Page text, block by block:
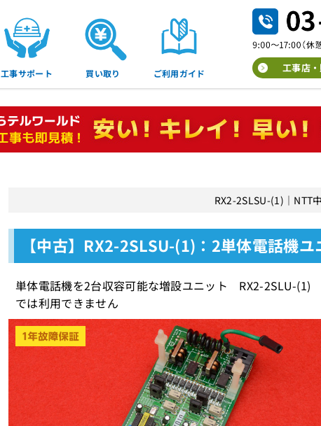
工事サポート 買い取り ご利用ガイド 工事店
RX2-2SLSU-(1)｜NTT
【中古】RX2-2SLSU-(1)：2単体電話機
単体電話機を2台収容可能な増設ユニット RX2-2SLU-(1)
では利用できません